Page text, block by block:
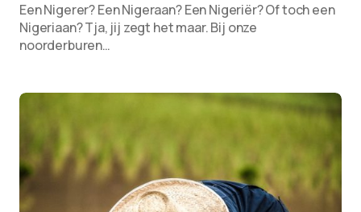
Een Nigerer? Een Nigeraan? Een Nigeriër? Of toch een
Nigeriaan? Tja, jij zegt het maar. Bij onze
noorderburen…